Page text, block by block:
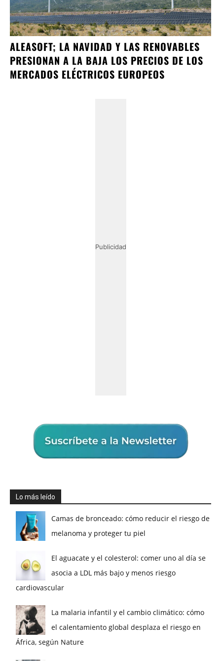
ALEASOFT; LA NAVIDAD Y LAS RENOVABLES
PRESIONAN A LA BAJA LOS PRECIOS DE LOS
MERCADOS ELÉCTRICOS EUROPEOS
Publicidad
Lo más leído
Camas de bronceado: cómo reducir el riesgo de
melanoma y proteger tu piel
El aguacate y el colesterol: comer uno al día se
asocia a LDL más bajo y menos riesgo
cardiovascular
La malaria infantil y el cambio climático: cómo
el calentamiento global desplaza el riesgo en
África, según Nature